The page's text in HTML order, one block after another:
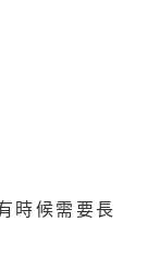
時候需要長